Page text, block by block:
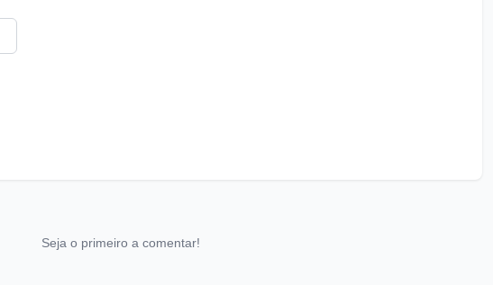
Seja o primeiro a comentar!